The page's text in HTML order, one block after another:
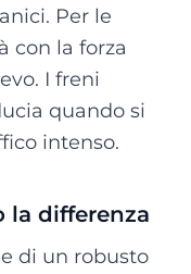
Per le
con la forza
I freni
quando si
intenso.
la differenza
di un robusto